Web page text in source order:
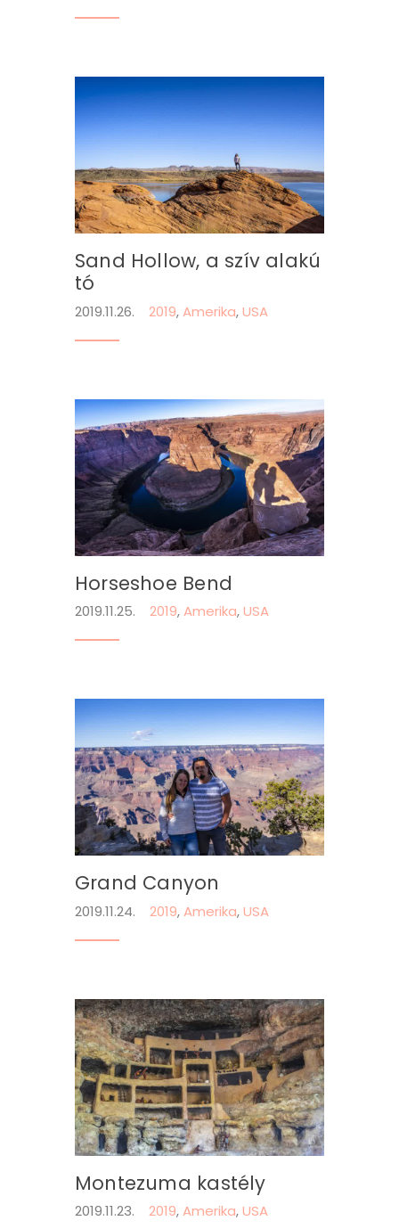
Sand Hollow, a szív alakú
tó
2019.11.26. 2019,Amerika,USA
Horseshoe Bend
2019.11.25. 2019,Amerika,USA
Grand Canyon
2019.11.24. 2019,Amerika,USA
Montezuma kastély
2019.11.23. 2019,Amerika,USA